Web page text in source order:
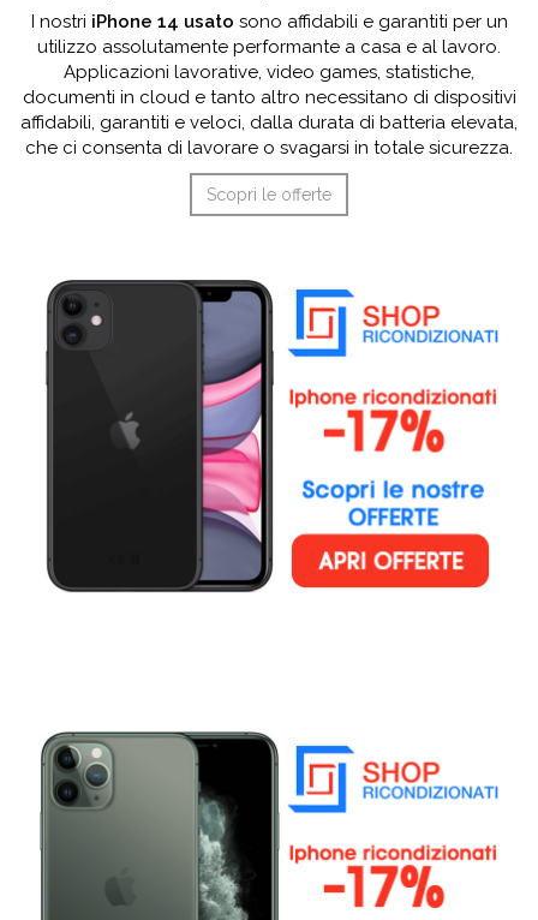
I nostri iPhone 14 usato sono affidabili e garantiti per un
utilizzo assolutamente performante a casa e al lavoro.
Applicazioni lavorative, video games, statistiche,
documenti in cloud e tanto altro necessitano di dispositivi
affidabili, garantiti e veloci, dalla durata di batteria elevata,
che ci consenta di lavorare o svagarsi in totale sicurezza.
Scopri le offerte